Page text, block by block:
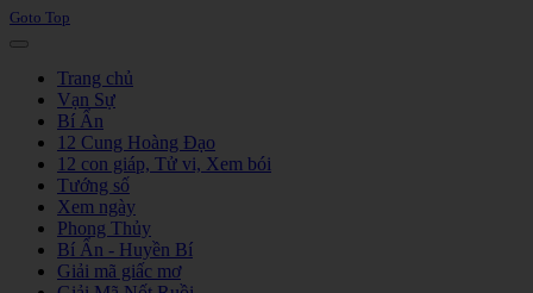
Goto Top
Trang chủ
Vạn Sự
Bí Ẩn
12 Cung Hoàng Đạo
12 con giáp, Tử vi, Xem bói
Tướng số
Xem ngày
Phong Thủy
Bí Ẩn - Huyền Bí
Giải mã giấc mơ